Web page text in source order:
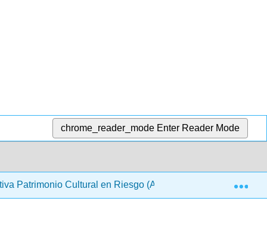
chrome_reader_mode Enter Reader Mode
Patrimonio Cultural en Riesgo (ARQUES) 5: Las